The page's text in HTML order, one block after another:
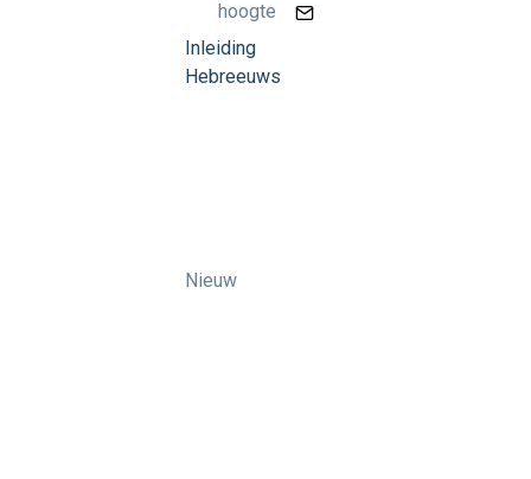
hoogte
Inleiding
Hebreeuws
Nieuw